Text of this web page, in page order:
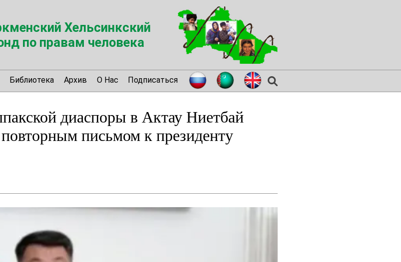
Хельсинкский
по правам человека
Библиотека Архив О Нас Подписаться
диаспоры в Актау Ниетбай
повторным письмом к президенту